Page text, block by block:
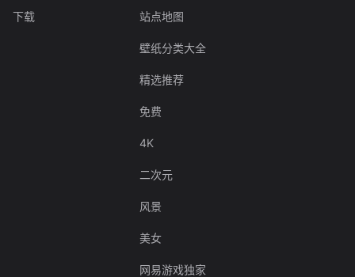
下载 站点地图
壁纸分类大全
精选推荐
免费
4K
二次元
风景
美女
网易游戏独家